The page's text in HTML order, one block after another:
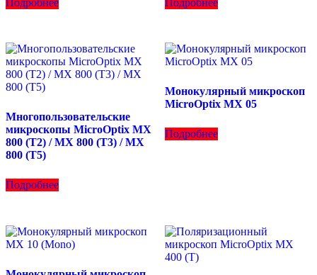
Многопользовательские
микроскопы MicroOptix MX
800 (T2) / MX 800 (T3) / MX
800 (T5)
Подробнее
Монокулярный микроскоп
MicroOptix MX 05
Подробнее